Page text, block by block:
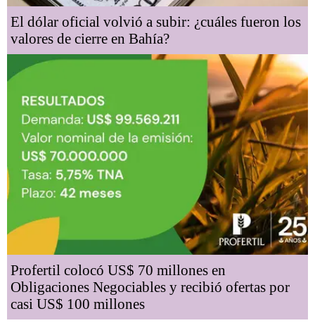
El dólar oficial volvió a subir: ¿cuáles fueron los
valores de cierre en Bahía?
Profertil colocó US$ 70 millones en
Obligaciones Negociables y recibió ofertas por
casi US$ 100 millones